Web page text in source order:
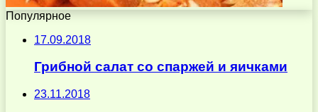
Популярное
17.09.2018
Грибной салат со спаржей и яичками
23.11.2018